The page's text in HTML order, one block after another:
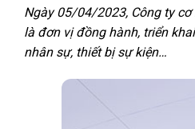
Ngày 05/04/2023, Công ty
là đơn vị đồng hành, triển
nhân sự, thiết bị sự kiện…